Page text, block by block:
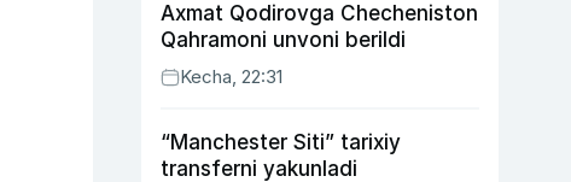
Axmat Qodirovga Checheniston
Qahramoni unvoni berildi
Kecha, 22:31
“Manchester Siti” tarixiy
transferni yakunladi